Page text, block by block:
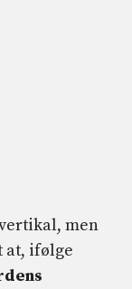
men
at, ifølge